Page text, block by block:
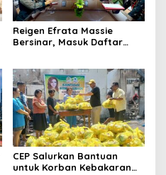
Reigen Efrata Massie
Bersinar, Masuk Daftar
CEP Salurkan Bantuan
untuk Korban Kebakaran